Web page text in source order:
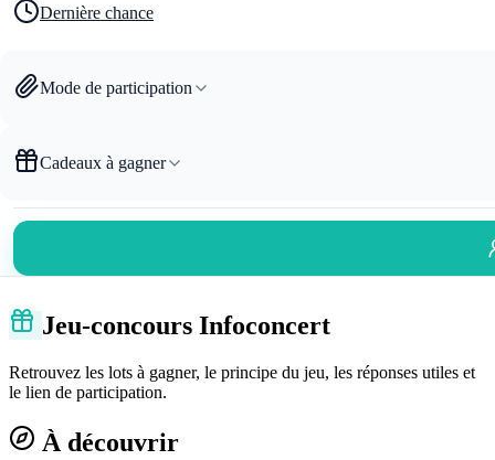
Dernière chance
Mode de participation
Cadeaux à gagner
Jeu-concours Infoconcert
Retrouvez les lots à gagner, le principe du jeu, les réponses utiles et
le lien de participation.
À découvrir